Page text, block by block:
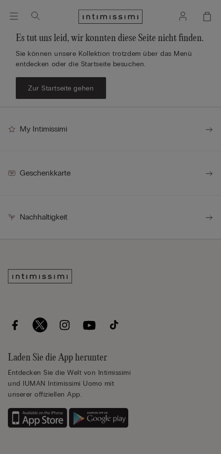
Es tut uns leid, wir konnten diese Seite nicht finden.
Sie können unsere Kollektion trotzdem über das Menü
entdecken oder die Startseite besuchen.
Zur Startseite gehen
My Intimissimi
Geschenkkarte
Nachhaltigkeit
Laden Sie die App herunter
Entdecken Sie die Welt von Intimissimi
und IUMAN Intimissimi Uomo mit
unserer offiziellen App.